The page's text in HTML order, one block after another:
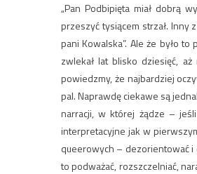
„Pan Podbipięta miał dobrą
przeszyć tysiącem strzał. Inny
pani Kowalska”. Ale że było
zwlekał lat blisko dziesięć,
powiedzmy, że najbardziej
pal. Naprawdę ciekawe są
narracji, w której żądze –
interpretacyjne jak w
queerowych – dezorientować i
to podważać, rozszczelniać,